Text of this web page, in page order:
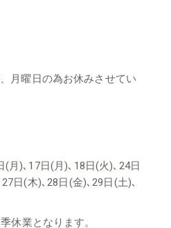
月曜日の為お休みさせてい
月)､17日(月)､18日(火)､24日
日(木)､28日(金)､29日(土)､
休業となります。